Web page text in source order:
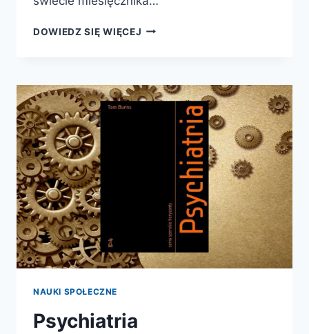
DOWIEDZ SIĘ WIĘCEJ ŚWIAT
SPRZEDAŻY
NAUKI SPOŁECZNE
Psychiatria